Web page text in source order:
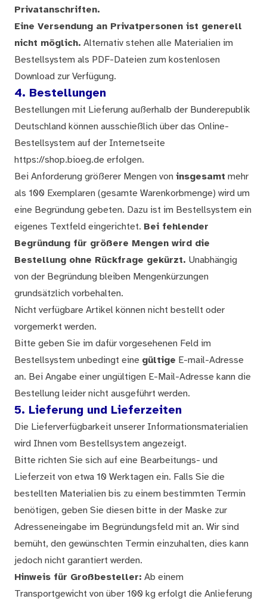
Privatanschriften.
Eine Versendung an Privatpersonen ist generell
nicht möglich. Alternativ stehen alle Materialien im
Bestellsystem als PDF-Dateien zum kostenlosen
Download zur Verfügung.
4. Bestellungen
Bestellungen mit Lieferung außerhalb der Bunderepublik
Deutschland können ausschießlich über das Online-
Bestellsystem auf der Internetseite
https://shop.bioeg.de erfolgen.
Bei Anforderung größerer Mengen von insgesamt mehr
als 100 Exemplaren (gesamte Warenkorbmenge) wird um
eine Begründung gebeten. Dazu ist im Bestellsystem ein
eigenes Textfeld eingerichtet. Bei fehlender
Begründung für größere Mengen wird die
Bestellung ohne Rückfrage gekürzt. Unabhängig
von der Begründung bleiben Mengenkürzungen
grundsätzlich vorbehalten.
Nicht verfügbare Artikel können nicht bestellt oder
vorgemerkt werden.
Bitte geben Sie im dafür vorgesehenen Feld im
Bestellsystem unbedingt eine gültige E-mail-Adresse
an. Bei Angabe einer ungültigen E-Mail-Adresse kann die
Bestellung leider nicht ausgeführt werden.
5. Lieferung und Lieferzeiten
Die Lieferverfügbarkeit unserer Informationsmaterialien
wird Ihnen vom Bestellsystem angezeigt.
Bitte richten Sie sich auf eine Bearbeitungs- und
Lieferzeit von etwa 10 Werktagen ein. Falls Sie die
bestellten Materialien bis zu einem bestimmten Termin
benötigen, geben Sie diesen bitte in der Maske zur
Adresseneingabe im Begründungsfeld mit an. Wir sind
bemüht, den gewünschten Termin einzuhalten, dies kann
jedoch nicht garantiert werden.
Hinweis für Großbesteller: Ab einem
Transportgewicht von über 100 kg erfolgt die Anlieferung